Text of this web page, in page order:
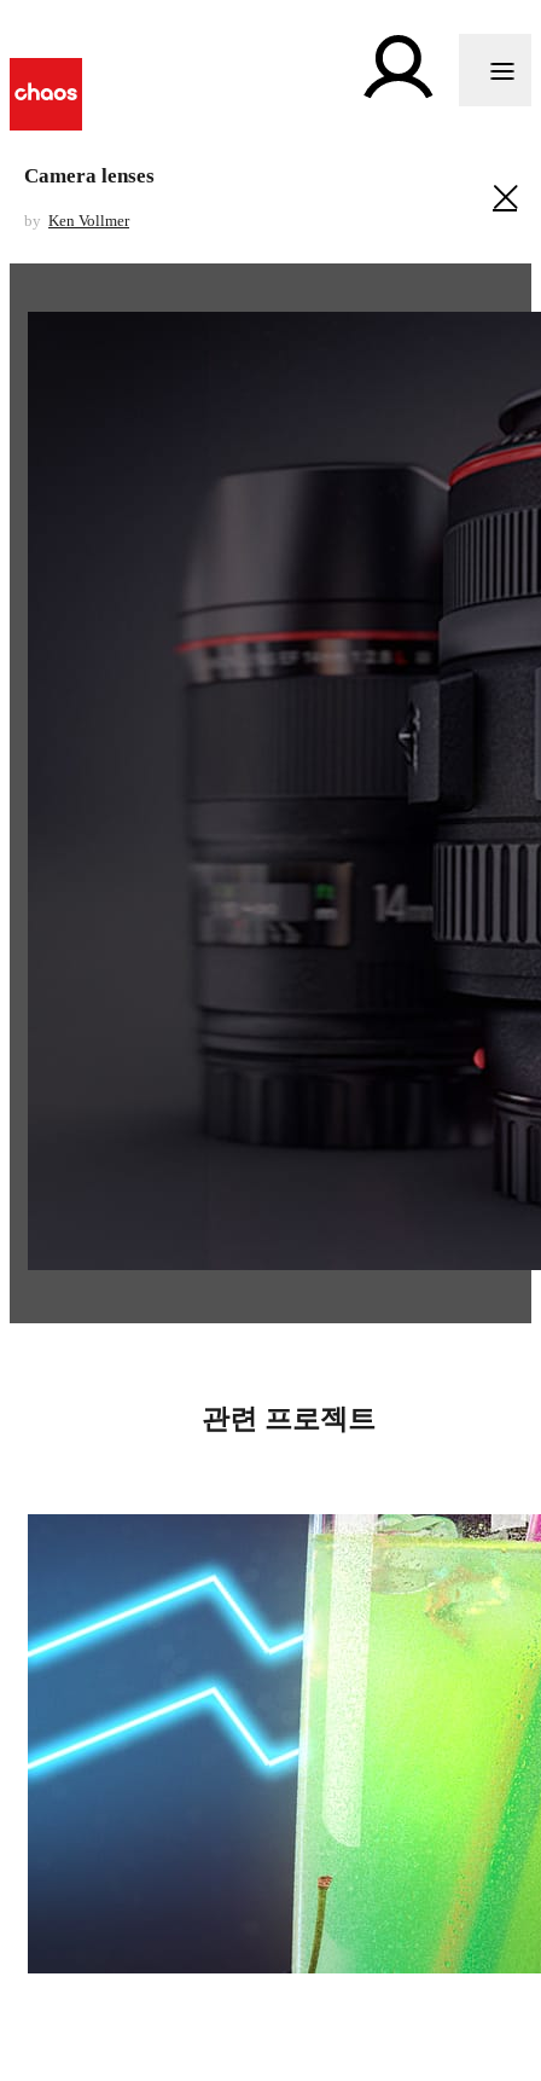
Camera lenses
by Ken Vollmer
관련 프로젝트